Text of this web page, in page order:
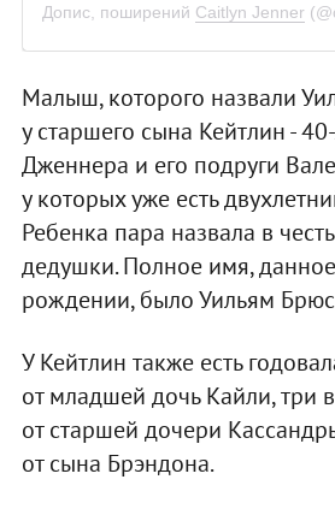
Допис, поширений Caitlyn Jenner
Малыш, которого назвали
у старшего сына Кейтлин -
Дженнера и его подруги
у которых уже есть
Ребенка пара назвала в
дедушки. Полное имя,
рождении, было Уильям
У Кейтлин также есть
от младшей дочь Кайли, три
от старшей дочери
от сына Брэндона.